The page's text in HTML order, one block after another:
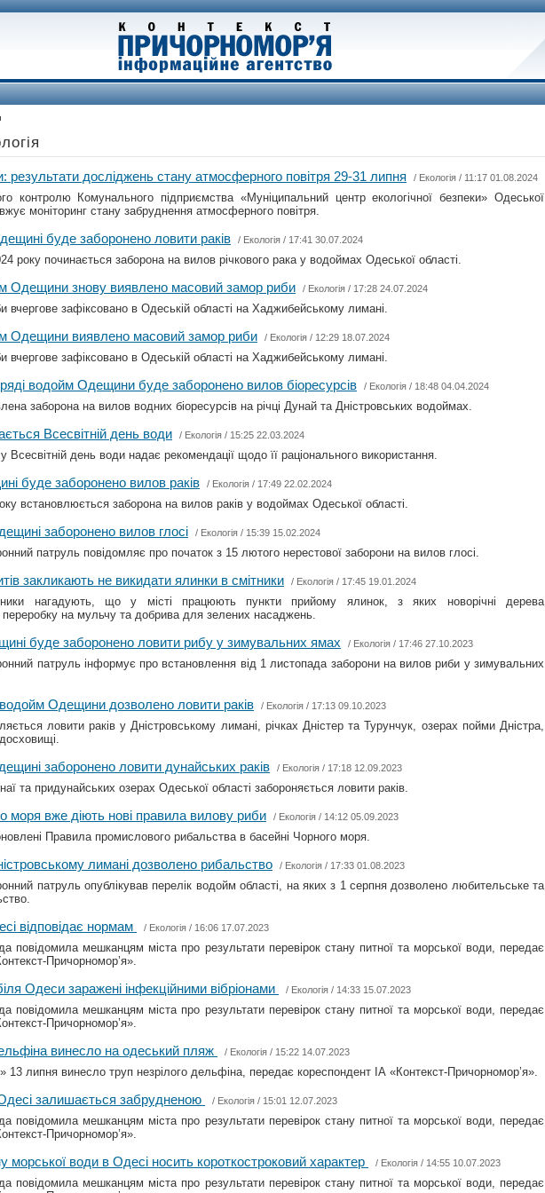
результати досліджень стану атмосферного повітря 29-31 липня / Екологія / 11:17 01.08.2024
контролю Комунального підприємства «Муніципальний центр екологічної безпеки» Одеської
моніторинг стану забруднення атмосферного повітря.
буде заборонено ловити раків / Екологія / 17:41 30.07.2024
року починається заборона на вилов річкового рака у водоймах Одеської області.
Одещини знову виявлено масовий замор риби / Екологія / 17:28 24.07.2024
вчергове зафіксовано в Одеській області на Хаджибейському лимані.
Одещини виявлено масовий замор риби / Екологія / 12:29 18.07.2024
вчергове зафіксовано в Одеській області на Хаджибейському лимані.
ряді водойм Одещини буде заборонено вилов біоресурсів / Екологія / 18:48 04.04.2024
заборона на вилов водних біоресурсів на річці Дунай та Дністровських водоймах.
Всесвітній день води / Екологія / 15:25 22.03.2024
Всесвітній день води надає рекомендації щодо її раціонального використання.
буде заборонено вилов раків / Екологія / 17:49 22.02.2024
встановлюється заборона на вилов раків у водоймах Одеської області.
заборонено вилов глосі / Екологія / 15:39 15.02.2024
патруль повідомляє про початок з 15 лютого нерестової заборони на вилов глосі.
закликають не викидати ялинки в смітники / Екологія / 17:45 19.01.2024
нагадують, що у місті працюють пункти прийому ялинок, з яких новорічні дерева
переробку на мульчу та добрива для зелених насаджень.
буде заборонено ловити рибу у зимувальних ямах / Екологія / 17:46 27.10.2023
патруль інформує про встановлення від 1 листопада заборони на вилов риби у зимувальних
водойм Одещини дозволено ловити раків / Екологія / 17:13 09.10.2023
ловити раків у Дністровському лимані, річках Дністер та Турунчук, озерах пойми Дністра,
заборонено ловити дунайських раків / Екологія / 17:18 12.09.2023
та придунайських озерах Одеської області забороняється ловити раків.
моря вже діють нові правила вилову риби / Екологія / 14:12 05.09.2023
Правила промислового рибальства в басейні Чорного моря.
лимані дозволено рибальство / Екологія / 17:33 01.08.2023
патруль опублікував перелік водойм області, на яких з 1 серпня дозволено любительське та
відповідає нормам / Екологія / 16:06 17.07.2023
повідомила мешканцям міста про результати перевірок стану питної та морської води, передає
Причорномор’я».
Одеси заражені інфекційними вібріонами / Екологія / 14:33 15.07.2023
повідомила мешканцям міста про результати перевірок стану питної та морської води, передає
Причорномор’я».
винесло на одеський пляж / Екологія / 15:22 14.07.2023
13 липня винесло труп незрілого дельфіна, передає кореспондент ІА «Контекст-Причорномор’я».
залишається забрудненою / Екологія / 15:01 12.07.2023
повідомила мешканцям міста про результати перевірок стану питної та морської води, передає
Причорномор’я».
морської води в Одесі носить короткостроковий характер / Екологія / 14:55 10.07.2023
повідомила мешканцям міста про результати перевірок стану питної та морської води, передає